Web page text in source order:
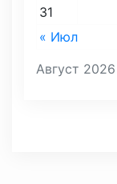
Август 2026
« Июл
31